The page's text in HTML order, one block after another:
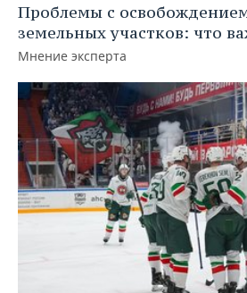
Проблемы с
земельных участков: что
Мнение эксперта